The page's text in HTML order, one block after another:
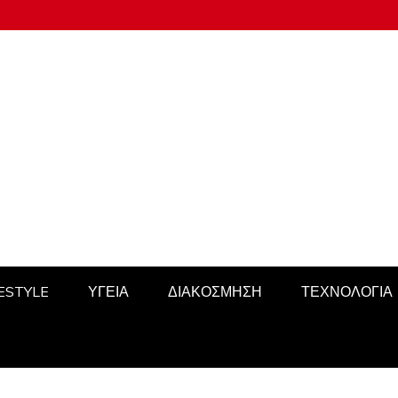
ΥΓΕΙΑ ΔΙΑΚΟΣΜΗΣΗ ΤΕΧΝΟΛΟΓΙΑ